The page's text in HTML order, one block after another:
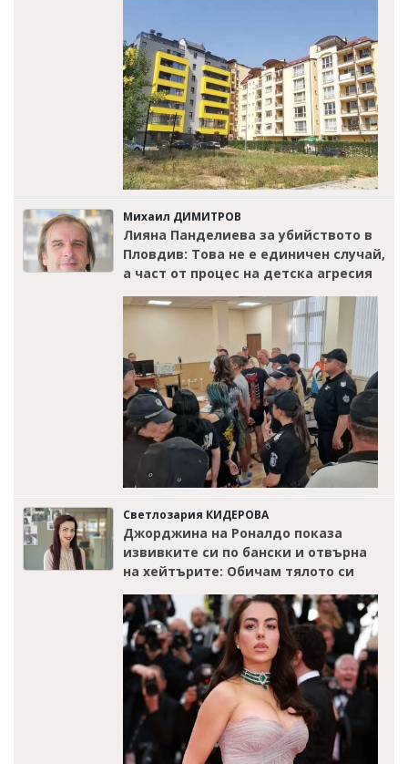
Михаил ДИМИТРОВ
Лияна Панделиева за убийството в
Пловдив: Това не е единичен случай,
а част от процес на детска агресия
Светлозария КИДЕРОВА
Джорджина на Роналдо показа
извивките си по бански и отвърна
на хейтърите: Обичам тялото си